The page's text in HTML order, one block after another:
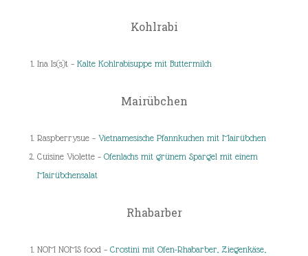
Kohlrabi
Ina Is(s)t – Kalte Kohlrabisuppe mit Buttermilch
Mairübchen
Raspberrysue – Vietnamesische Pfannkuchen mit Mairübchen
Cuisine Violette – Ofenlachs mit grünem Spargel mit einem
Mairübchensalat
Rhabarber
NOM NOMS food – Crostini mit Ofen-Rhabarber, Ziegenkäse,